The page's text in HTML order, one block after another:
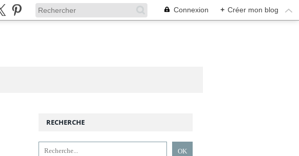
Connexion + Créer mon blog
RECHERCHE